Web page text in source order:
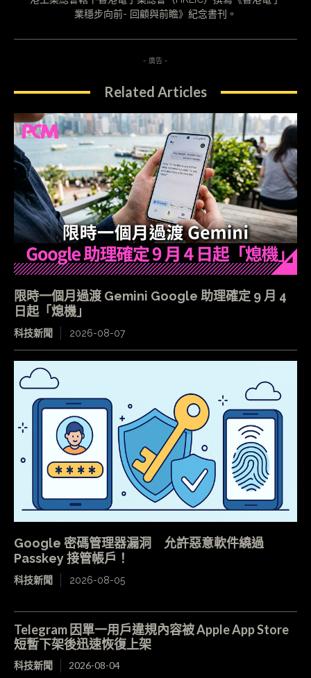
業穩步向前- 回顧與前瞻》紀念書刊。
- 廣告 -
Related Articles
限時一個月過渡 Gemini Google 助理確定 9 月 4
日起「熄機」
科技新聞 2026-08-07
Google 密碼管理器漏洞 允許惡意軟件繞過
Passkey 接管帳戶！
科技新聞 2026-08-05
Telegram 因單一用戶違規內容被 Apple App Store
短暫下架後迅速恢復上架
科技新聞 2026-08-04